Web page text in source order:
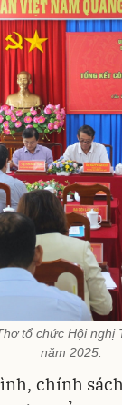
tổ chức Hội
năm 2025.
chính